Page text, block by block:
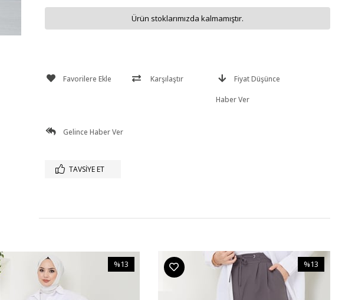
Ürün stoklarımızda kalmamıştır.
Favorilere Ekle Karşılaştır Fiyat Düşünce
Haber Ver
Gelince Haber Ver
TAVSIYE ET
%13
%13